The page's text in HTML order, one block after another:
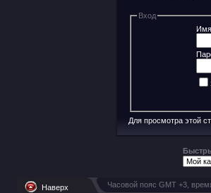
Вход
Для просмотра этой
Наверх Часовой пояс GMT +3,